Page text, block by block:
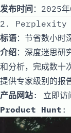
发布时间 ：2025
2. Perplexity
标语：节省数小时
介绍：深度迷思研
和分析，完成数十
提供专家级别的报
产品网站: 立即访
Product Hunt :